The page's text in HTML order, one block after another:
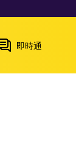
即時通